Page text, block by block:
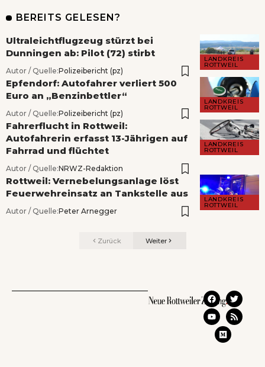
BEREITS GELESEN?
LANDKREIS
ROTTWEIL
Ultraleichtflugzeug stürzt bei
Dunningen ab: Pilot (72) stirbt
Autor / Quelle:Polizeibericht (pz)
LANDKREIS
ROTTWEIL
Epfendorf: Autofahrer verliert 500
Euro an „Benzinbettler“
Autor / Quelle:Polizeibericht (pz)
LANDKREIS
ROTTWEIL
Fahrerflucht in Rottweil:
Autofahrerin erfasst 13-Jährigen auf
Fahrrad und flüchtet
Autor / Quelle:NRWZ-Redaktion
LANDKREIS
ROTTWEIL
Rottweil: Vernebelungsanlage löst
Feuerwehreinsatz an Tankstelle aus
Autor / Quelle:Peter Arnegger
Zurück Weiter